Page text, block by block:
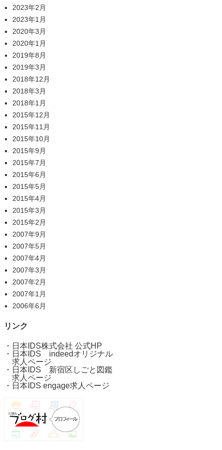
2023年2月
2023年1月
2020年3月
2020年1月
2019年8月
2019年3月
2018年12月
2018年3月
2018年1月
2015年12月
2015年11月
2015年10月
2015年9月
2015年7月
2015年6月
2015年5月
2015年4月
2015年3月
2015年2月
2007年9月
2007年5月
2007年4月
2007年3月
2007年2月
2007年1月
2006年6月
リンク
・ 日本IDS株式会社 公式HP
・ 日本IDS indeedオリジナル
求人ページ
・ 日本IDS 新宿区しごと図鑑
求人ページ
・ 日本IDS engage求人ページ